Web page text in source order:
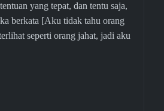
yang tepat, dan tentu saja,
berkata [Aku tidak tahu orang
seperti orang jahat, jadi aku